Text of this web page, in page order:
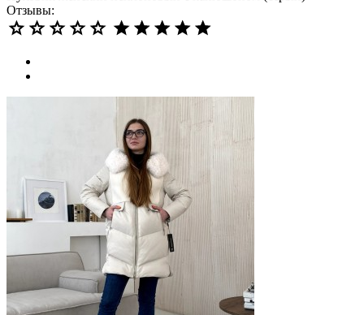
Отзывы: